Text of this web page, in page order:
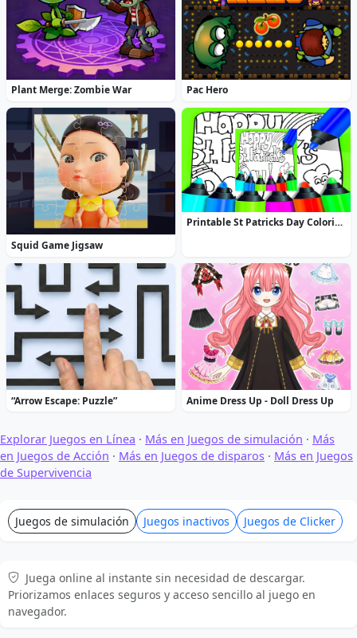
Plant Merge: Zombie War Pac Hero
Squid Game Jigsaw
Printable St Patricks Day Coloring Pages
“Arrow Escape: Puzzle” Anime Dress Up - Doll Dress Up
Explorar Juegos en Línea · Más en Juegos de simulación · Más
en Juegos de Acción · Más en Juegos de disparos · Más en Juegos
de Supervivencia
Juegos de simulación Juegos inactivos Juegos de Clicker
Juega online al instante sin necesidad de descargar.
Priorizamos enlaces seguros y acceso sencillo al juego en
navegador.